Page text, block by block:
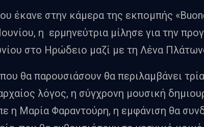
έκανε στην κάμερα της εκπομπής
η ερμηνεύτρια μίλησε για την
στο Ηρώδειο μαζί με τη Λένα
θα παρουσιάσουν θα περιλαμβάνει
λόγος, η σύγχρονη μουσική
η Μαρία Φαραντούρη, η εμφάνιση θα